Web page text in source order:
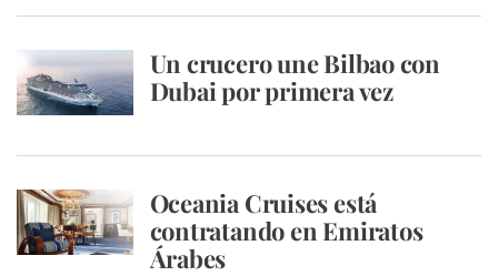
Un crucero une Bilbao con
Dubai por primera vez
Oceania Cruises está
contratando en Emiratos
Árabes